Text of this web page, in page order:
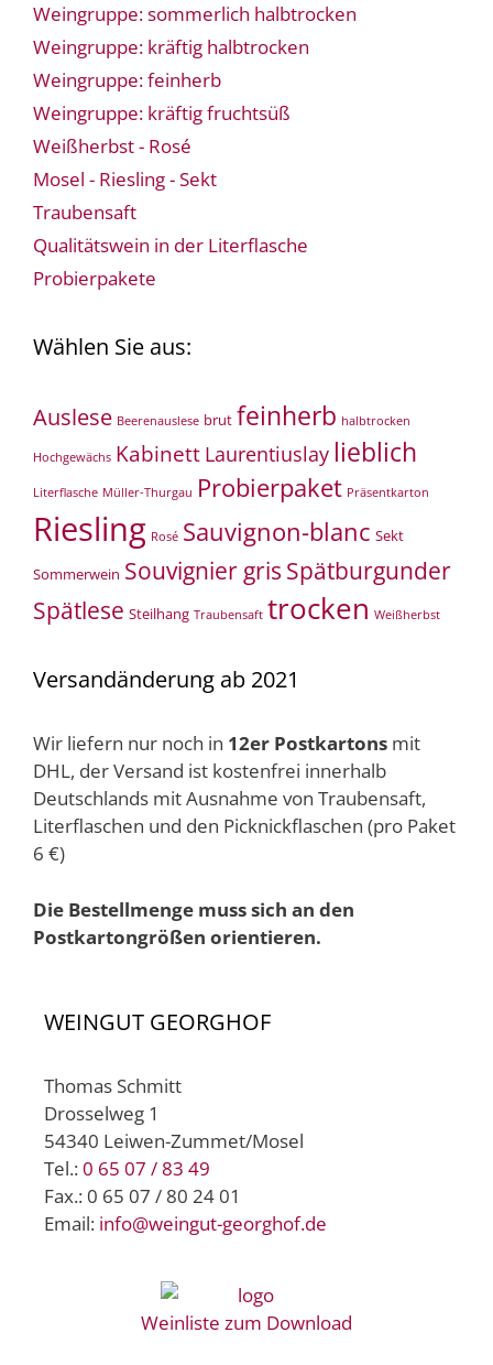
Weingruppe: sommerlich halbtrocken
Weingruppe: kräftig halbtrocken
Weingruppe: feinherb
Weingruppe: kräftig fruchtsüß
Weißherbst - Rosé
Mosel - Riesling - Sekt
Traubensaft
Qualitätswein in der Literflasche
Probierpakete
Wählen Sie aus:
Auslese Beerenauslese brut feinherb halbtrocken
Hochgewächs Kabinett Laurentiuslay lieblich
Literflasche Müller-Thurgau Probierpaket Präsentkarton
Riesling Rosé Sauvignon-blanc Sekt
Sommerwein Souvignier gris Spätburgunder
Spätlese Steilhang Traubensaft trocken Weißherbst
Versandänderung ab 2021
Wir liefern nur noch in 12er Postkartons mit
DHL, der Versand ist kostenfrei innerhalb
Deutschlands mit Ausnahme von Traubensaft,
Literflaschen und den Picknickflaschen (pro Paket
6 €)
Die Bestellmenge muss sich an den
Postkartongrößen orientieren.
WEINGUT GEORGHOF
Thomas Schmitt
Drosselweg 1
54340 Leiwen-Zummet/Mosel
Tel.:0 65 07 / 83 49
Fax.: 0 65 07 / 80 24 01
Email: info@weingut-georghof.de
Weinliste zum Download